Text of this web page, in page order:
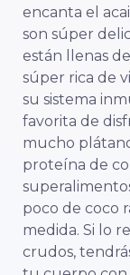
encanta el
son súper
están llenas
súper rica de
su sistema
favorita de
mucho
proteína de
poco de coco
medida. Si lo
crudos,